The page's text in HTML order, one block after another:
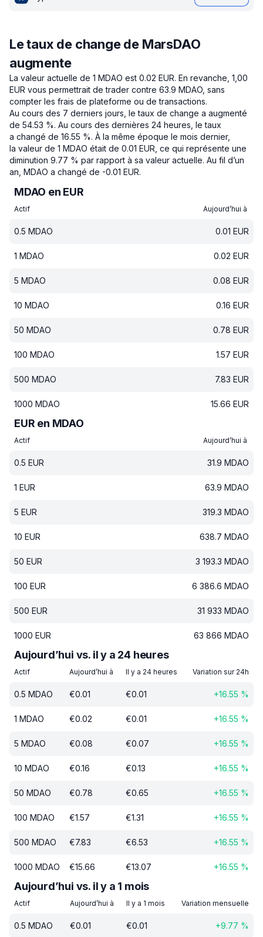
Le taux de change de MarsDAO
augmente
La valeur actuelle de 1 MDAO est 0.02 EUR. En revanche, 1,00
EUR vous permettrait de trader contre 63.9 MDAO, sans
compter les frais de plateforme ou de transactions.
Au cours des 7 derniers jours, le taux de change a augmenté
de 54.53 %. Au cours des dernières 24 heures, le taux
a changé de 16.55 %. À la même époque le mois dernier,
la valeur de 1 MDAO était de 0.01 EUR, ce qui représente une
diminution 9.77 % par rapport à sa valeur actuelle. Au fil d’un
an, MDAO a changé de -0.01 EUR.
MDAO en EUR
Actif Aujourd’hui à
0.5 MDAO 0.01 EUR
1 MDAO 0.02 EUR
5 MDAO 0.08 EUR
10 MDAO 0.16 EUR
50 MDAO 0.78 EUR
100 MDAO 1.57 EUR
500 MDAO 7.83 EUR
1000 MDAO 15.66 EUR
EUR en MDAO
Actif Aujourd’hui à
0.5 EUR 31.9 MDAO
1 EUR 63.9 MDAO
5 EUR 319.3 MDAO
10 EUR 638.7 MDAO
50 EUR 3 193.3 MDAO
100 EUR 6 386.6 MDAO
500 EUR 31 933 MDAO
1000 EUR 63 866 MDAO
Aujourd’hui vs. il y a 24 heures
Actif Aujourd’hui à Il y a 24 heures Variation sur 24h
0.5 MDAO €0.01 €0.01 +16.55 %
1 MDAO €0.02 €0.01 +16.55 %
5 MDAO €0.08 €0.07 +16.55 %
10 MDAO €0.16 €0.13 +16.55 %
50 MDAO €0.78 €0.65 +16.55 %
100 MDAO €1.57 €1.31 +16.55 %
500 MDAO €7.83 €6.53 +16.55 %
1000 MDAO €15.66 €13.07 +16.55 %
Aujourd’hui vs. il y a 1 mois
Actif Aujourd’hui à Il y a 1 mois Variation mensuelle
0.5 MDAO €0.01 €0.01 +9.77 %